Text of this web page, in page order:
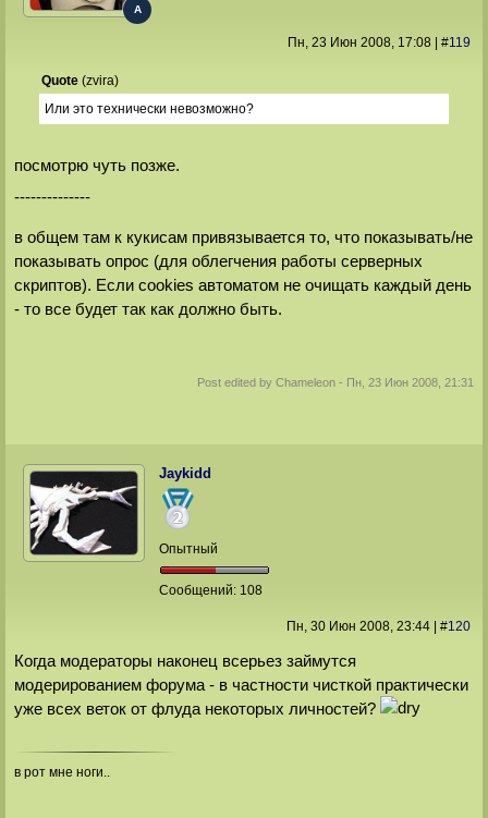
A
Пн, 23 Июн 2008, 17:08| #119
Quote(zvira)
Или это технически невозможно?
посмотрю чуть позже.
--------------
в общем там к кукисам привязывается то, что показывать/не
показывать опрос (для облегчения работы серверных
скриптов). Если cookies автоматом не очищать каждый день
- то все будет так как должно быть.
Post edited byChameleon - Пн, 23 Июн 2008, 21:31
Jaykidd
Опытный
Сообщений: 108
Пн, 30 Июн 2008, 23:44| #120
Когда модераторы наконец всерьез займутся
модерированием форума - в частности чисткой практически
уже всех веток от флуда некоторых личностей?
в рот мне ноги..